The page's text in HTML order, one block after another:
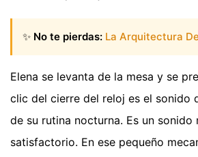
✨ No te pierdas: La Arquitectura
Elena se levanta de la mesa y se
clic del cierre del reloj es el sonido
de su rutina nocturna. Es un sonido
satisfactorio. En ese pequeño